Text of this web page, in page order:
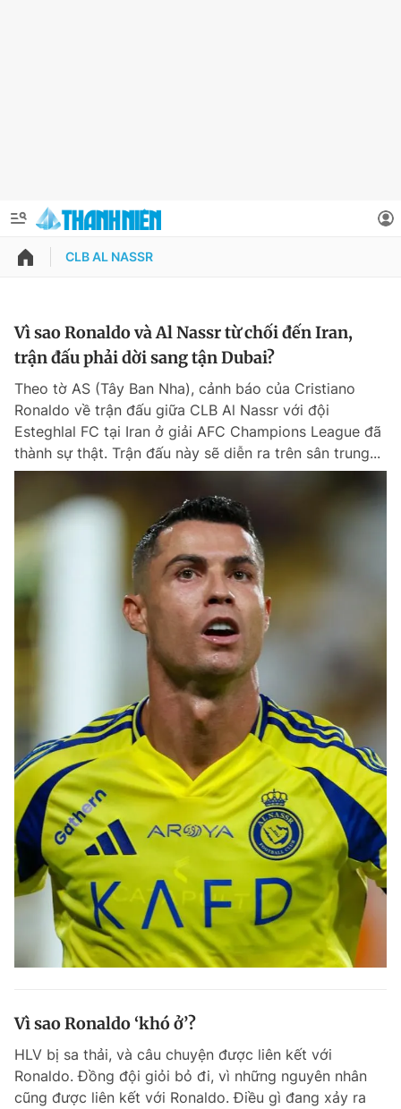
QUẢNG CÁO
Chuyên mục khác
Chào ngày mới Tin 24h
Tin thị trường Tin 360
Video Magazine
Bạn cần biết
Thông tin tòa soạn Liên hệ quảng cáo
Đọc Thanh Niên trên điện thoại
Theo dõi báo trên
Hotline
Đặt báo Quảng cáo RSS Tòa soạn Chính sách bảo
Thông tin tài khoản
Đổi mật khẩu
Tin đã lưu
Tin đã xem
CLB AL NASSR
Vì sao Ronaldo và Al Nassr từ chối đến Iran,
trận đấu phải dời sang tận Dubai?
Theo tờ AS (Tây Ban Nha), cảnh báo của Cristiano
Ronaldo về trận đấu giữa CLB Al Nassr với đội
Esteghlal FC tại Iran ở giải AFC Champions League đã
thành sự thật. Trận đấu này sẽ diễn ra trên sân trung...
Vì sao Ronaldo ‘khó ở’?
HLV bị sa thải, và câu chuyện được liên kết với
Ronaldo. Đồng đội giỏi bỏ đi, vì những nguyên nhân
cũng được liên kết với Ronaldo. Điều gì đang xảy ra